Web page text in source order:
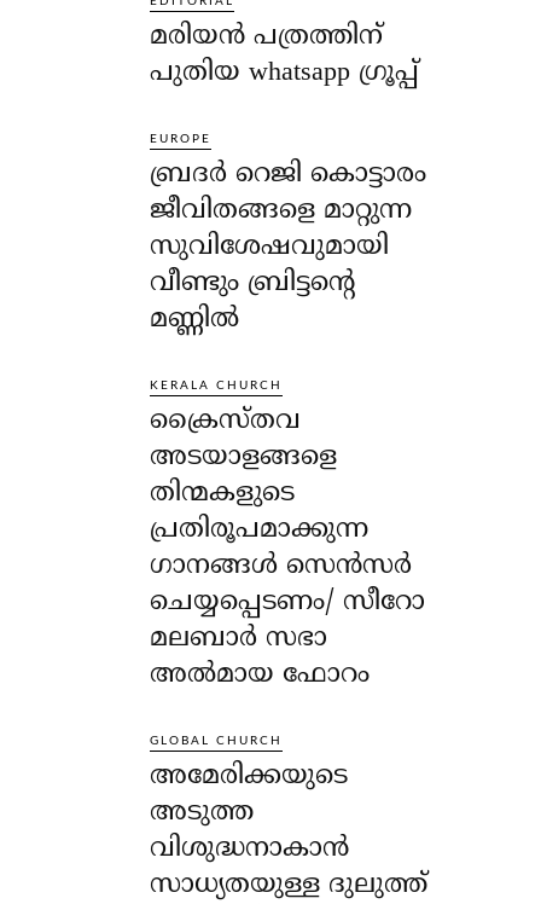
മരിയൻ പത്രത്തിന്
പുതിയ whatsapp ഗ്രൂപ്പ്
EUROPE
ബ്രദർ റെജി കൊട്ടാരം
ജീവിതങ്ങളെ മാറ്റുന്ന
സുവിശേഷവുമായി
വീണ്ടും ബ്രിട്ടന്റെ
മണ്ണിൽ
KERALA CHURCH
ക്രൈസ്തവ
അടയാളങ്ങളെ
തിന്മകളുടെ
പ്രതിരൂപമാക്കുന്ന
ഗാനങ്ങൾ സെൻസർ
ചെയ്യപ്പെടണം/ സീറോ
മലബാർ സഭാ
അൽമായ ഫോറം
GLOBAL CHURCH
അമേരിക്കയുടെ
അടുത്ത
വിശുദ്ധനാകാൻ
സാധ്യതയുള്ള ദുലുത്ത്